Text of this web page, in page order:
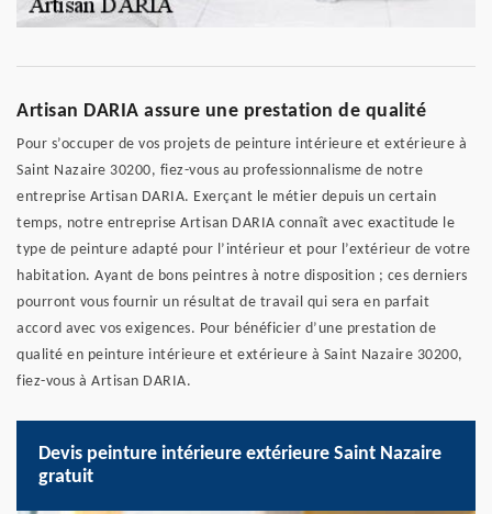
Artisan DARIA assure une prestation de qualité
Pour s’occuper de vos projets de peinture intérieure et extérieure à
Saint Nazaire 30200, fiez-vous au professionnalisme de notre
entreprise Artisan DARIA. Exerçant le métier depuis un certain
temps, notre entreprise Artisan DARIA connaît avec exactitude le
type de peinture adapté pour l’intérieur et pour l’extérieur de votre
habitation. Ayant de bons peintres à notre disposition ; ces derniers
pourront vous fournir un résultat de travail qui sera en parfait
accord avec vos exigences. Pour bénéficier d’une prestation de
qualité en peinture intérieure et extérieure à Saint Nazaire 30200,
fiez-vous à Artisan DARIA.
Devis peinture intérieure extérieure Saint Nazaire
gratuit